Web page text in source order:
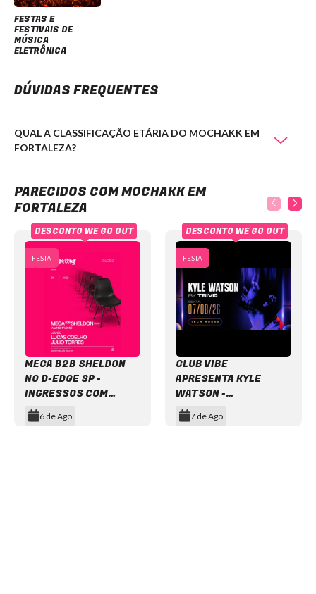
FESTAS E
FESTIVAIS DE
MÚSICA
ELETRÔNICA
DÚVIDAS FREQUENTES
QUAL A CLASSIFICAÇÃO ETÁRIA DO MOCHAKK EM
FORTALEZA?
PARECIDOS COM MOCHAKK EM
FORTALEZA
FESTA
MECA B2B SHELDON
NO D-EDGE SP -
INGRESSOS COM
DESCONTO
6 de Ago
DESCONTO WE GO OUT
FESTA
CLUB VIBE
APRESENTA KYLE
WATSON -
INGRESSOS COM
DESCONTO
7 de Ago
DESCONTO WE GO OUT